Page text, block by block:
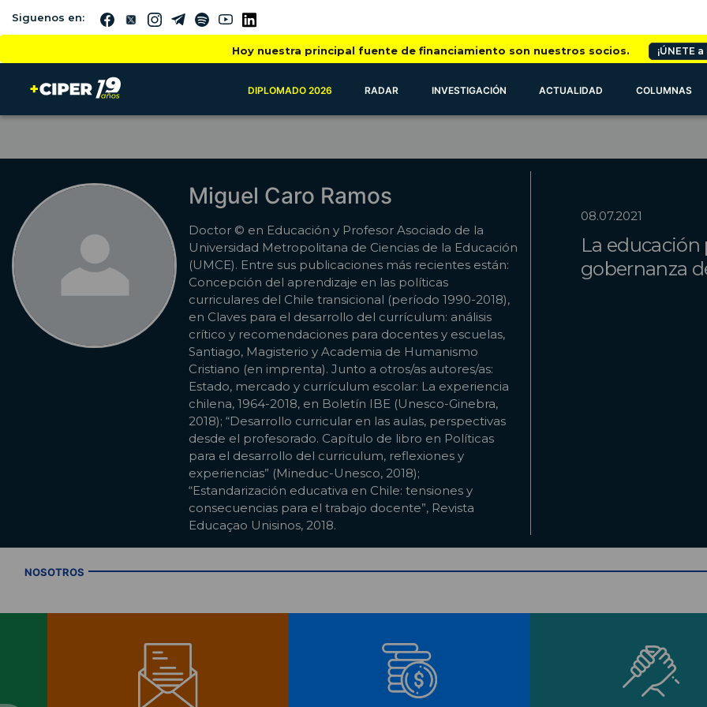
Siguenos en:
Hoy nuestra principal fuente de financiamiento son nuestros socios. ¡ÚNETE
DIPLOMADO 2026 RADAR INVESTIGACIÓN ACTUALIDAD COLUMNAS
Miguel Caro Ramos
Doctor © en Educación y Profesor Asociado de la
Universidad Metropolitana de Ciencias de la Educación
(UMCE). Entre sus publicaciones más recientes están:
Concepción del aprendizaje en las políticas
curriculares del Chile transicional (período 1990-2018),
en Claves para el desarrollo del currículum: análisis
crítico y recomendaciones para docentes y escuelas,
Santiago, Magisterio y Academia de Humanismo
Cristiano (en imprenta). Junto a otros/as autores/as:
Estado, mercado y currículum escolar: La experiencia
chilena, 1964-2018, en Boletín IBE (Unesco-Ginebra,
2018); “Desarrollo curricular en las aulas, perspectivas
desde el profesorado. Capítulo de libro en Políticas
para el desarrollo del curriculum, reflexiones y
experiencias” (Mineduc-Unesco, 2018);
“Estandarización educativa en Chile: tensiones y
consecuencias para el trabajo docente”, Revista
Educaçao Unisinos, 2018.
08.07.2021
La educación
gobernanza
NOSOTROS